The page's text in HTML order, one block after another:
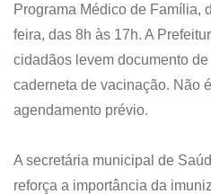
Programa Médico de Família,
feira, das 8h às 17h. A
cidadãos levem documento
caderneta de vacinação. Não
agendamento prévio.
A secretária municipal de
reforça a importância da